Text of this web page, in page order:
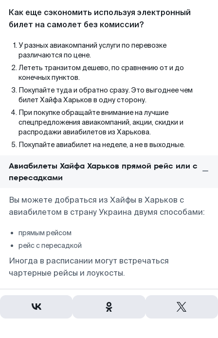
Как еще сэкономить используя электронный
билет на самолет без комиссии?
У разных авиакомпаний услуги по перевозке
различаются по цене.
Лететь транзитом дешево, по сравнению от и до
конечных пунктов.
Покупайте туда и обратно сразу. Это выгоднее чем
билет Хайфа Харьков в одну сторону.
При покупке обращайте внимание на лучшие
спецпредложения авиакомпаний, акции, скидки и
распродажи авиабилетов из Харькова.
Покупайте авиабилет на неделе, а не в выходные.
Авиабилеты Хайфа Харьков прямой рейс или с
пересадками
Вы можете добраться из Хайфы в Харьков с
авиабилетом в страну Украина двумя способами:
прямым рейсом
рейс с пересадкой
Иногда в расписании могут встречаться
чартерные рейсы и лоукосты.